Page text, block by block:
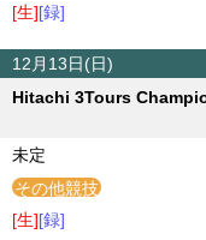
[生][録]
12月13日(日)
Hitachi 3Tours
未定
その他競技
[生][録]